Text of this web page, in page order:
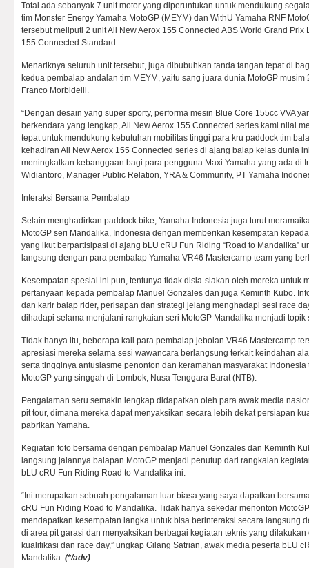
Total ada sebanyak 7 unit motor yang diperuntukan untuk mendukung
tim Monster Energy Yamaha MotoGP (MEYM) dan WithU Yamaha RNF
tersebut meliputi 2 unit All New Aerox 155 Connected ABS World Grand Prix
155 Connected Standard.
Menariknya seluruh unit tersebut, juga dibubuhkan tanda tangan tepat di
kedua pembalap andalan tim MEYM, yaitu sang juara dunia MotoGP musim
Franco Morbidelli.
“Dengan desain yang super sporty, performa mesin Blue Core 155cc VVA
berkendara yang lengkap, All New Aerox 155 Connected series kami nilai
tepat untuk mendukung kebutuhan mobilitas tinggi para kru paddock tim
kehadiran All New Aerox 155 Connected series di ajang balap kelas dunia
meningkatkan kebanggaan bagi para pengguna Maxi Yamaha yang ada di
Widiantoro, Manager Public Relation, YRA & Community, PT Yamaha
Interaksi Bersama Pembalap
Selain menghadirkan paddock bike, Yamaha Indonesia juga turut
MotoGP seri Mandalika, Indonesia dengan memberikan kesempatan
yang ikut berpartisipasi di ajang bLU cRU Fun Riding “Road to Mandalika”
langsung dengan para pembalap Yamaha VR46 Mastercamp team yang
Kesempatan spesial ini pun, tentunya tidak disia-siakan oleh mereka untuk
pertanyaan kepada pembalap Manuel Gonzales dan juga Keminth Kubo.
dan karir balap rider, perisapan dan strategi jelang menghadapi sesi race
dihadapi selama menjalani rangkaian seri MotoGP Mandalika menjadi topik
Tidak hanya itu, beberapa kali para pembalap jebolan VR46 Mastercamp
apresiasi mereka selama sesi wawancara berlangsung terkait keindahan
serta tingginya antusiasme penonton dan keramahan masyarakat
MotoGP yang singgah di Lombok, Nusa Tenggara Barat (NTB).
Pengalaman seru semakin lengkap didapatkan oleh para awak media
pit tour, dimana mereka dapat menyaksikan secara lebih dekat persiapan
pabrikan Yamaha.
Kegiatan foto bersama dengan pembalap Manuel Gonzales dan Keminth
langsung jalannya balapan MotoGP menjadi penutup dari rangkaian
bLU cRU Fun Riding Road to Mandalika ini.
“Ini merupakan sebuah pengalaman luar biasa yang saya dapatkan
cRU Fun Riding Road to Mandalika. Tidak hanya sekedar menonton
mendapatkan kesempatan langka untuk bisa berinteraksi secara langsung
di area pit garasi dan menyaksikan berbagai kegiatan teknis yang
kualifikasi dan race day,” ungkap Gilang Satrian, awak media peserta bLU
Mandalika. (*/adv)